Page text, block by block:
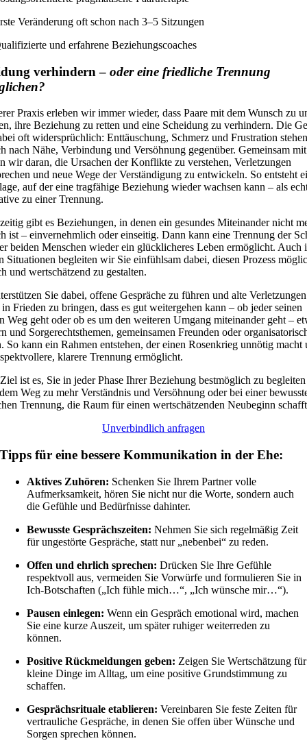
Veränderung oft schon nach 3–5 Sitzungen
und erfahrene Beziehungscoaches
verhindern – oder eine friedliche Trennung
Praxis erleben wir immer wieder, dass Paare mit dem Wunsch zu
ihre Beziehung zu retten und eine Scheidung zu verhindern. Die
oft widersprüchlich: Enttäuschung, Schmerz und Frustration
nach Nähe, Verbindung und Versöhnung gegenüber. Gemeinsam
wir daran, die Ursachen der Konflikte zu verstehen, Verletzungen
und neue Wege der Verständigung zu entwickeln. So entsteht
auf der eine tragfähige Beziehung wieder wachsen kann – als
zu einer Trennung.
gibt es Beziehungen, in denen ein gesundes Miteinander nicht
ist – einvernehmlich oder einseitig. Dann kann eine Trennung der
beiden Menschen wieder ein glücklicheres Leben ermöglicht. Auch
Situationen begleiten wir Sie einfühlsam dabei, diesen Prozess
und wertschätzend zu gestalten.
Sie dabei, offene Gespräche zu führen und alte Verletzungen
Frieden zu bringen, dass es gut weitergehen kann – ob jeder seinen
Weg geht oder ob es um den weiteren Umgang miteinander geht –
und Sorgerechtsthemen, gemeinsamen Freunden oder
So kann ein Rahmen entstehen, der einen Rosenkrieg unnötig macht
klarere Trennung ermöglicht.
ist es, Sie in jeder Phase Ihrer Beziehung bestmöglich zu
Weg zu mehr Verständnis und Versöhnung oder bei einer
Trennung, die Raum für einen wertschätzenden Neubeginn
Unverbindlich anfragen
Tipps für eine bessere Kommunikation in der Ehe:
Aktives Zuhören: Schenken Sie Ihrem Partner volle
Aufmerksamkeit, hören Sie nicht nur die Worte, sondern auch
die Gefühle und Bedürfnisse dahinter.
Bewusste Gesprächszeiten: Nehmen Sie sich regelmäßig Zeit
für ungestörte Gespräche, statt nur „nebenbei“ zu reden.
Offen und ehrlich sprechen: Drücken Sie Ihre Gefühle
respektvoll aus, vermeiden Sie Vorwürfe und formulieren Sie in
Ich-Botschaften („Ich fühle mich…“, „Ich wünsche mir…“).
Pausen einlegen: Wenn ein Gespräch emotional wird, machen
Sie eine kurze Auszeit, um später ruhiger weiterreden zu
können.
Positive Rückmeldungen geben: Zeigen Sie Wertschätzung für
kleine Dinge im Alltag, um eine positive Grundstimmung zu
schaffen.
Gesprächsrituale etablieren: Vereinbaren Sie feste Zeiten für
vertrauliche Gespräche, in denen Sie offen über Wünsche und
Sorgen sprechen können.